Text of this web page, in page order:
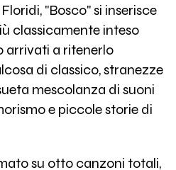
"Bosco" si inserisce
classicamente inteso
arrivati a ritenerlo
di classico, stranezze
mescolanza di suoni
e piccole storie di
su otto canzoni totali,